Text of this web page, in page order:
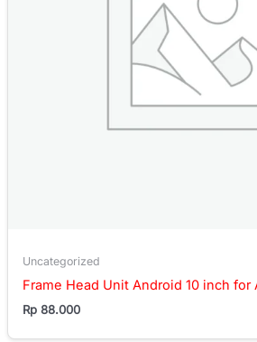
Uncategorized
Frame Head Unit Android 10 inch for
Rp 88.000